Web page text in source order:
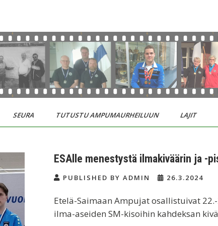
SEURA TUTUSTU AMPUMAURHEILUUN LAJIT
ESAlle menestystä ilmakiväärin ja -
PUBLISHED BY ADMIN 26.3.2024
Etelä-Saimaan Ampujat osallistuivat
ilma-aseiden SM-kisoihin kahdeksan